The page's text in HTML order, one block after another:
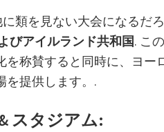
に類を見ない大会になるだ
びアイルランド共和国. こ
を称賛すると同時に、ヨー
を提供します。.
スタジアム: